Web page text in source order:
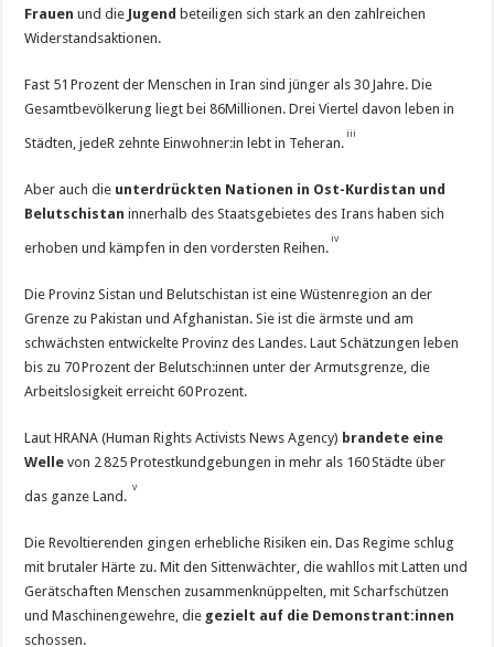
Frauenund die Jugend beteiligen sich stark an den zahlreichen
Widerstandsaktionen.
Fast 51 Prozent der Menschen in Iran sind jünger als 30 Jahre. Die
Gesamtbevölkerung liegt bei 86Millionen. Drei Viertel davon leben in
Städten, jedeR zehnte Einwohner:in lebt in Teheran.
iii
Aber auch die unterdrückten Nationen in Ost-Kurdistan und
Belutschistan innerhalb des Staatsgebietes des Irans haben sich
erhoben und kämpfen in den vordersten Reihen.
iv
Die Provinz Sistan und Belutschistan ist eine Wüstenregion an der
Grenze zu Pakistan und Afghanistan. Sie ist die ärmste und am
schwächsten entwickelte Provinz des Landes. Laut Schätzungen leben
bis zu 70 Prozent der Belutsch:innen unter der Armutsgrenze, die
Arbeitslosigkeit erreicht 60 Prozent.
Laut HRANA (Human Rights Activists News Agency) brandete eine
Welle von 2 825 Protestkundgebungen in mehr als 160 Städte über
das ganze Land.
v
Die Revoltierenden gingen erhebliche Risiken ein. Das Regime schlug
mit brutaler Härte zu. Mit den Sittenwächter, die wahllos mit Latten und
Gerätschaften Menschen zusammenknüppelten, mit Scharfschützen
und Maschinengewehre, die gezielt auf die Demonstrant:innen
schossen.